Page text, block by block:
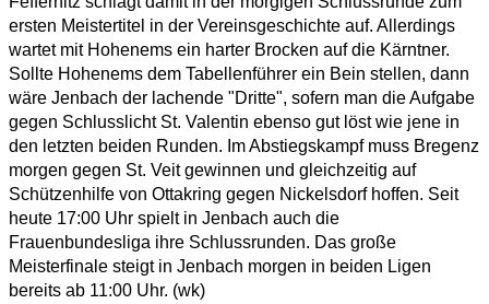
ersten Meistertitel in der Vereinsgeschichte auf. Allerdings
wartet mit Hohenems ein harter Brocken auf die Kärntner.
Sollte Hohenems dem Tabellenführer ein Bein stellen, dann
wäre Jenbach der lachende "Dritte", sofern man die Aufgabe
gegen Schlusslicht St. Valentin ebenso gut löst wie jene in
den letzten beiden Runden. Im Abstiegskampf muss Bregenz
morgen gegen St. Veit gewinnen und gleichzeitig auf
Schützenhilfe von Ottakring gegen Nickelsdorf hoffen. Seit
heute 17:00 Uhr spielt in Jenbach auch die
Frauenbundesliga ihre Schlussrunden. Das große
Meisterfinale steigt in Jenbach morgen in beiden Ligen
bereits ab 11:00 Uhr. (wk)